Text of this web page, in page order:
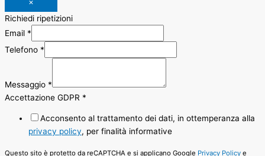
Richiedi ripetizioni
Email *
Telefono *
Messaggio *
Accettazione GDPR *
Acconsento al trattamento dei dati, in ottemperanza alla
privacy policy, per finalità informative
Questo sito è protetto da reCAPTCHA e si applicano Google Privacy Policy e